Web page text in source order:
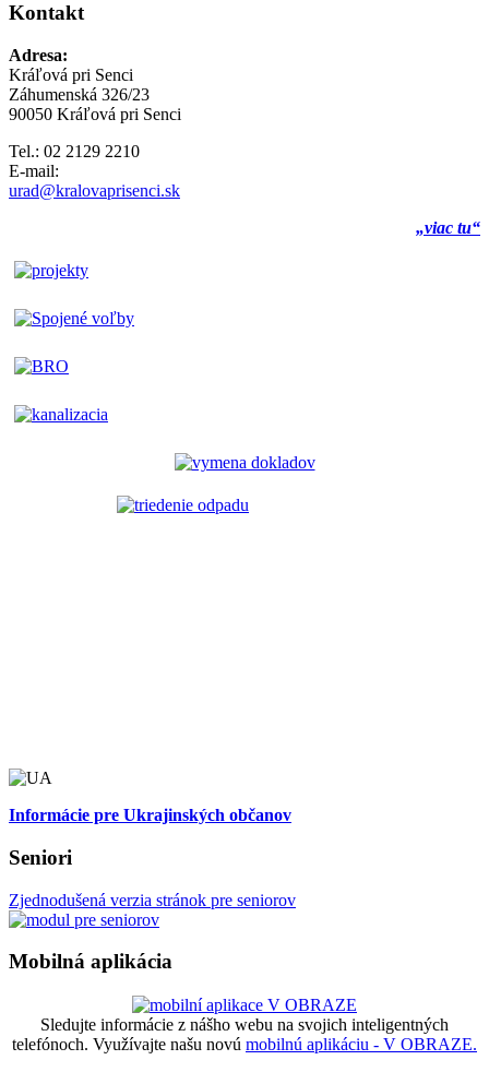
Kontakt
Adresa:
Kráľová pri Senci
Záhumenská 326/23
90050 Kráľová pri Senci
Tel.: 02 2129 2210
E-mail:
urad@kralovaprisenci.sk
„viac tu“
Informácie pre Ukrajinských občanov
Seniori
Zjednodušená verzia stránok pre seniorov
Mobilná aplikácia
Sledujte informácie z nášho webu na svojich inteligentných
telefónoch. Využívajte našu novú mobilnú aplikáciu - V OBRAZE.